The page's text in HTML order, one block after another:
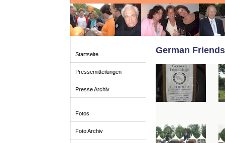
Startseite
Pressemitteilungen
Presse Archiv
Fotos
Foto Archiv
German